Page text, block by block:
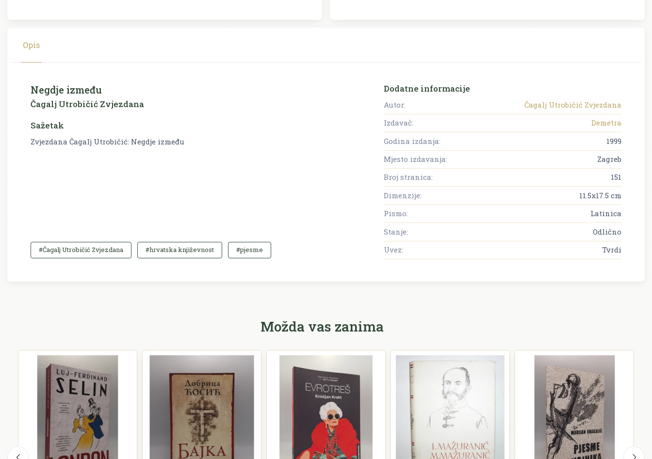
Opis
Negdje između
Čagalj Utrobičić Zvjezdana
Sažetak
Zvjezdana Čagalj Utrobičić: Negdje između
#Čagalj Utrobičić Zvjezdana #hrvatska književnost #pjesme
Dodatne informacije
Autor:
Čagalj Utrobičić Zvjezdana
Izdavač:
Demetra
Godina izdanja:
1999
Mjesto izdavanja:
Zagreb
Broj stranica:
151
Dimenzije:
11.5x17.5 cm
Pismo:
Latinica
Stanje:
Odlično
Uvez:
Tvrdi
Možda vas zanima